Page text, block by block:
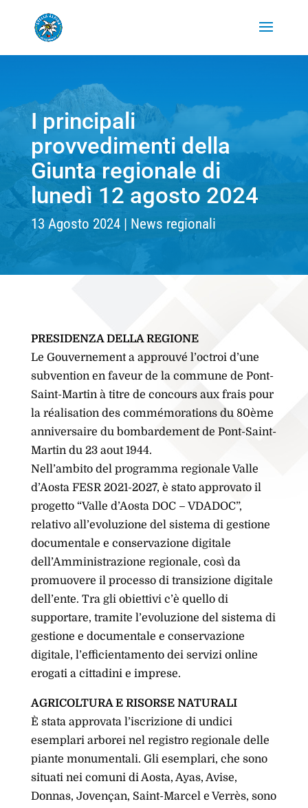
I principali
provvedimenti della
Giunta regionale di
lunedì 12 agosto 2024
13 Agosto 2024 News regionali
PRESIDENZA DELLA REGIONE
Le Gouvernement a approuvé l’octroi d’une
subvention en faveur de la commune de Pont-
Saint-Martin à titre de concours aux frais pour
la réalisation des commémorations du 80ème
anniversaire du bombardement de Pont-Saint-
Martin du 23 aout 1944.
Nell’ambito del programma regionale Valle
d’Aosta FESR 2021-2027, è stato approvato il
progetto “Valle d’Aosta DOC – VDADOC”,
relativo all’evoluzione del sistema di gestione
documentale e conservazione digitale
dell’Amministrazione regionale, così da
promuovere il processo di transizione digitale
dell’ente. Tra gli obiettivi c’è quello di
supportare, tramite l’evoluzione del sistema di
gestione e documentale e conservazione
digitale, l’efficientamento dei servizi online
erogati a cittadini e imprese.
AGRICOLTURA E RISORSE NATURALI
È stata approvata l’iscrizione di undici
esemplari arborei nel registro regionale delle
piante monumentali. Gli esemplari, che sono
situati nei comuni di Aosta, Ayas, Avise,
Donnas, Jovençan, Saint-Marcel e Verrès, sono